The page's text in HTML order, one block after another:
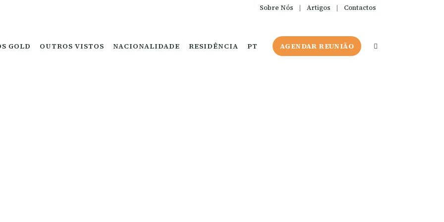
Sobre Nós | Artigos | Contactos
AGENDAR REUNIÃO
GOLD OUTROS VISTOS NACIONALIDADE RESIDÊNCIA PT